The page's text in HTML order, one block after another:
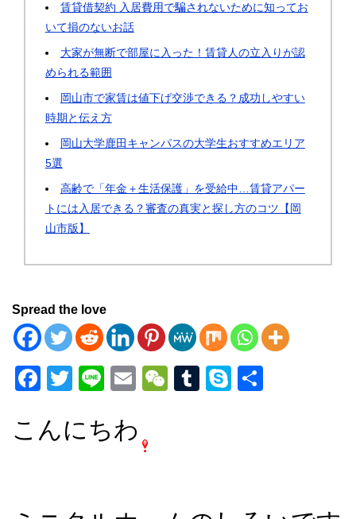
賃貸借契約 入居費用で騙されないために知ってお
いて損のないお話
大家が無断で部屋に入った！賃貸人の立入りが認
められる範囲
岡山市で家賃は値下げ交渉できる？成功しやすい
時期と伝え方
岡山大学鹿田キャンパスの大学生おすすめエリア
5選
高齢で「年金＋生活保護」を受給中…賃貸アパー
トには入居できる？審査の真実と探し方のコツ【岡
山市版】
Spread the love
F
c
T
tt
Li
e
E
ail
W
T
S
こんにちわ